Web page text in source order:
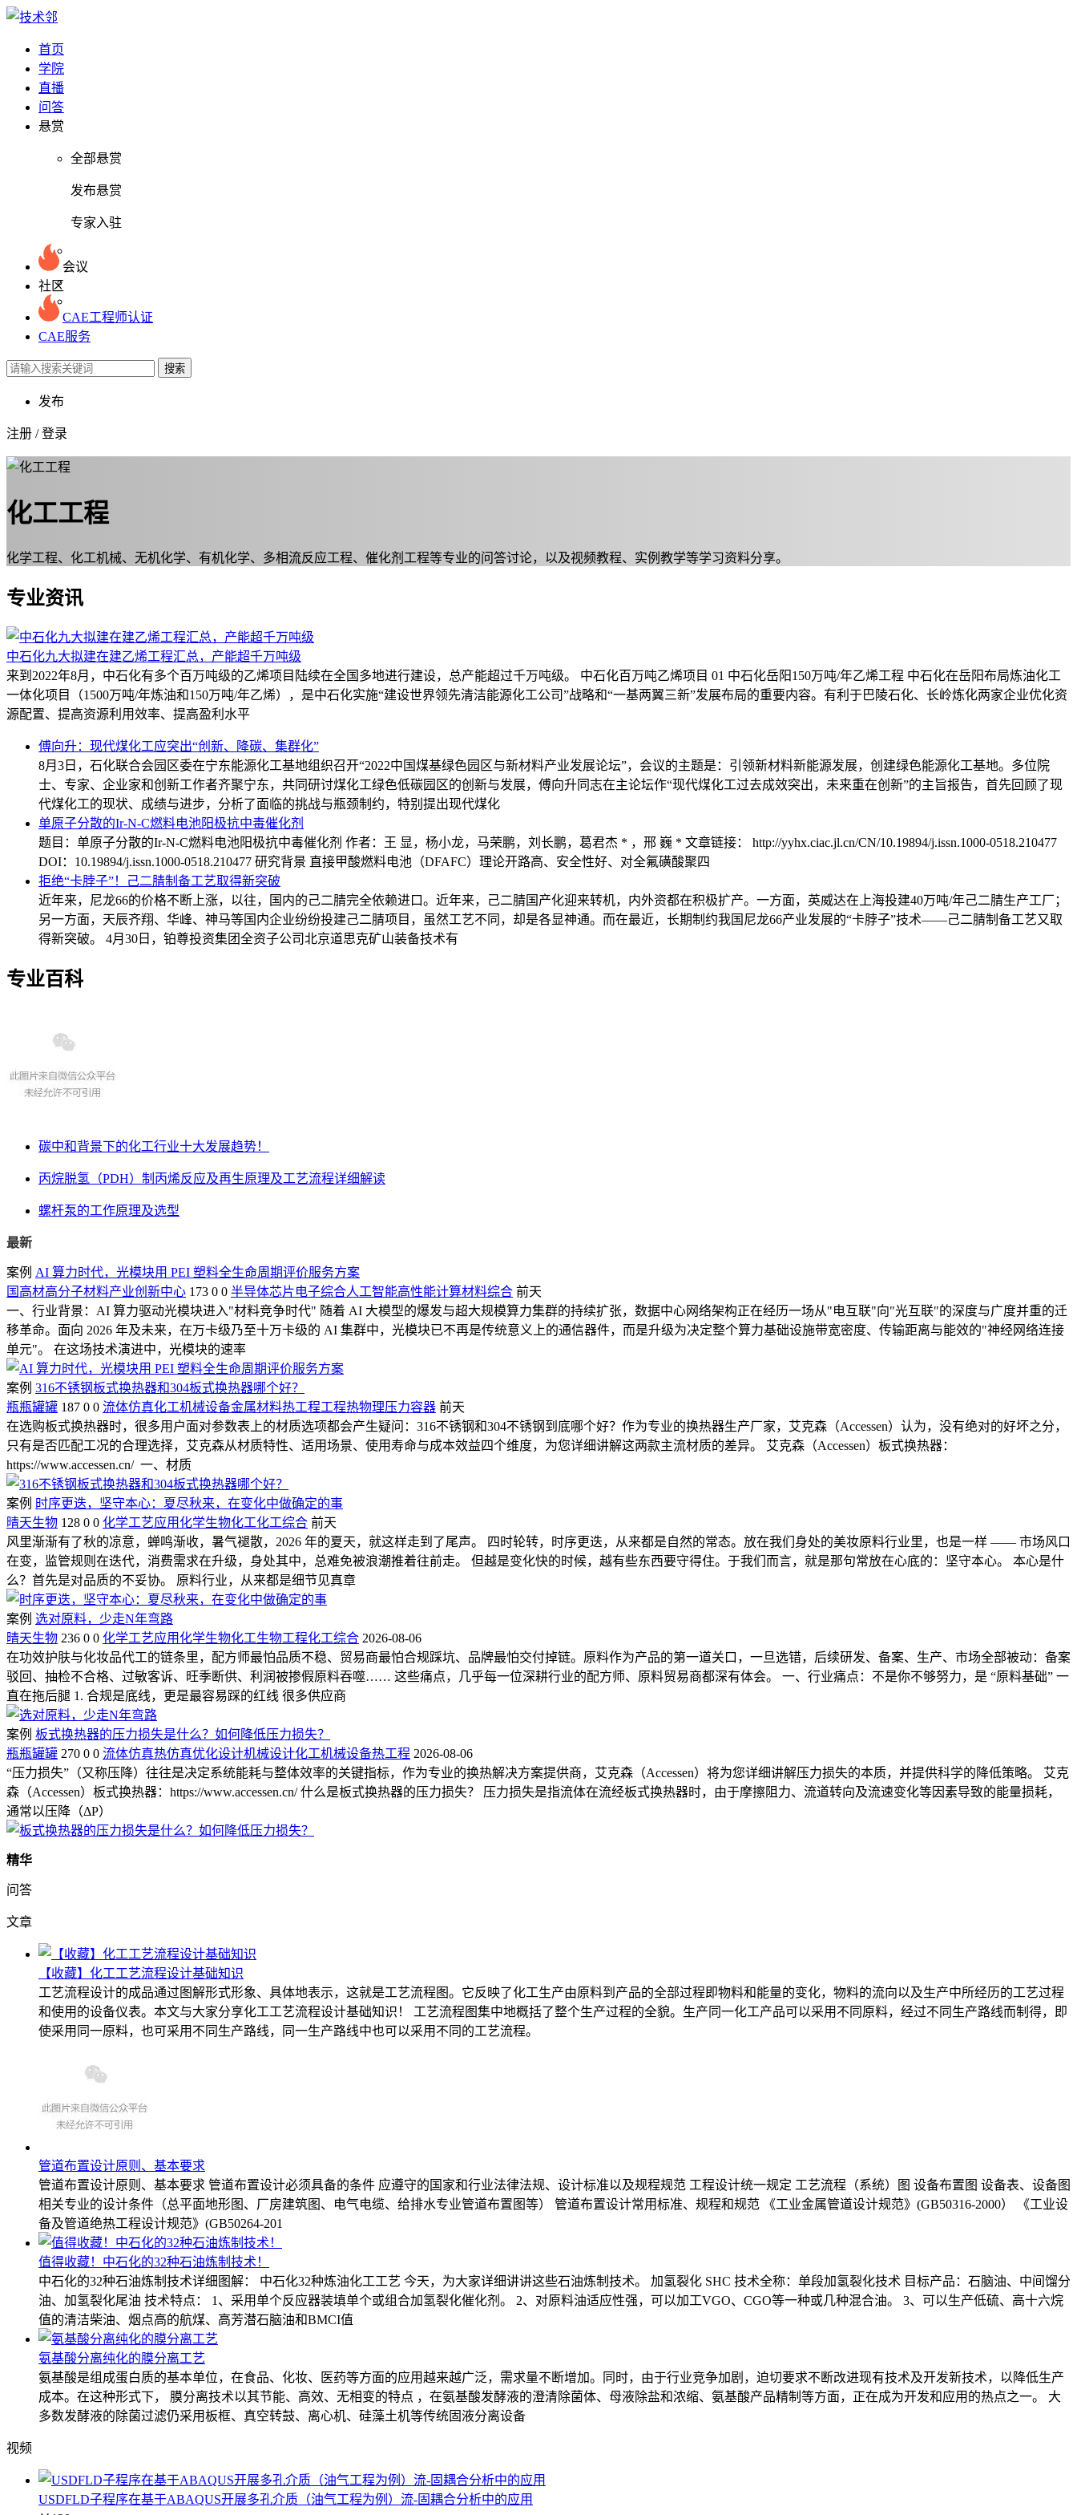
首页
学院
直播
问答
悬赏
全部悬赏
发布悬赏
专家入驻
会议
社区
CAE工程师认证
CAE服务
搜索
发布
注册 /登录
化工工程
化学工程、化工机械、无机化学、有机化学、多相流反应工程、催化剂工程等专业的问答讨论，以及视频教程、实例教学等学习资料分享。
专业资讯
中石化九大拟建在建乙烯工程汇总，产能超千万吨级
来到2022年8月，中石化有多个百万吨级的乙烯项目陆续在全国多地进行建设，总产能超过千万吨级。 中石化百万吨乙烯项目 01 中石化岳阳150万吨/年乙烯工程 中石化在岳阳布局炼油化工
一体化项目（1500万吨/年炼油和150万吨/年乙烯），是中石化实施“建设世界领先清洁能源化工公司”战略和“一基两翼三新”发展布局的重要内容。有利于巴陵石化、长岭炼化两家企业优化资
源配置、提高资源利用效率、提高盈利水平
傅向升：现代煤化工应突出“创新、降碳、集群化”
8月3日，石化联合会园区委在宁东能源化工基地组织召开“2022中国煤基绿色园区与新材料产业发展论坛”，会议的主题是：引领新材料新能源发展，创建绿色能源化工基地。多位院
士、专家、企业家和创新工作者齐聚宁东，共同研讨煤化工绿色低碳园区的创新与发展，傅向升同志在主论坛作“现代煤化工过去成效突出，未来重在创新”的主旨报告，首先回顾了现
代煤化工的现状、成绩与进步，分析了面临的挑战与瓶颈制约，特别提出现代煤化
单原子分散的Ir-N-C燃料电池阳极抗中毒催化剂
题目：单原子分散的Ir-N-C燃料电池阳极抗中毒催化剂 作者：王 显，杨小龙，马荣鹏，刘长鹏，葛君杰 * ，邢 巍 * 文章链接： http://yyhx.ciac.jl.cn/CN/10.19894/j.issn.1000-0518.210477
DOI：10.19894/j.issn.1000-0518.210477 研究背景 直接甲酸燃料电池（DFAFC）理论开路高、安全性好、对全氟磺酸聚四
拒绝“卡脖子”！己二腈制备工艺取得新突破
近年来，尼龙66的价格不断上涨，以往，国内的己二腈完全依赖进口。近年来，己二腈国产化迎来转机，内外资都在积极扩产。一方面，英威达在上海投建40万吨/年己二腈生产工厂；
另一方面，天辰齐翔、华峰、神马等国内企业纷纷投建己二腈项目，虽然工艺不同，却是各显神通。而在最近，长期制约我国尼龙66产业发展的“卡脖子”技术——己二腈制备工艺又取
得新突破。 4月30日，铂尊投资集团全资子公司北京道思克矿山装备技术有
专业百科
碳中和背景下的化工行业十大发展趋势！
丙烷脱氢（PDH）制丙烯反应及再生原理及工艺流程详细解读
螺杆泵的工作原理及选型
最新
案例 AI 算力时代，光模块用 PEI 塑料全生命周期评价服务方案
国高材高分子材料产业创新中心 173 0 0 半导体芯片电子综合人工智能高性能计算材料综合 前天
一、行业背景：AI 算力驱动光模块进入"材料竞争时代" 随着 AI 大模型的爆发与超大规模算力集群的持续扩张，数据中心网络架构正在经历一场从"电互联"向"光互联"的深度与广度并重的迁
移革命。面向 2026 年及未来，在万卡级乃至十万卡级的 AI 集群中，光模块已不再是传统意义上的通信器件，而是升级为决定整个算力基础设施带宽密度、传输距离与能效的"神经网络连接
单元"。 在这场技术演进中，光模块的速率
案例 316不锈钢板式换热器和304板式换热器哪个好？
瓶瓶罐罐 187 0 0 流体仿真化工机械设备金属材料热工程工程热物理压力容器 前天
在选购板式换热器时，很多用户面对参数表上的材质选项都会产生疑问：316不锈钢和304不锈钢到底哪个好？作为专业的换热器生产厂家，艾克森（Accessen）认为，没有绝对的好坏之分，
只有是否匹配工况的合理选择，艾克森从材质特性、适用场景、使用寿命与成本效益四个维度，为您详细讲解这两款主流材质的差异。 艾克森（Accessen）板式换热器：
https://www.accessen.cn/ 一、材质
案例 时序更迭，坚守本心：夏尽秋来，在变化中做确定的事
晴天生物 128 0 0 化学工艺应用化学生物化工化工综合 前天
风里渐渐有了秋的凉意，蝉鸣渐收，暑气褪散，2026 年的夏天，就这样走到了尾声。 四时轮转，时序更迭，从来都是自然的常态。放在我们身处的美妆原料行业里，也是一样 —— 市场风口
在变，监管规则在迭代，消费需求在升级，身处其中，总难免被浪潮推着往前走。 但越是变化快的时候，越有些东西要守得住。于我们而言，就是那句常放在心底的：坚守本心。 本心是什
么？首先是对品质的不妥协。 原料行业，从来都是细节见真章
案例 选对原料，少走N年弯路
晴天生物 236 0 0 化学工艺应用化学生物化工生物工程化工综合 2026-08-06
在功效护肤与化妆品代工的链条里，配方师最怕品质不稳、贸易商最怕合规踩坑、品牌最怕交付掉链。原料作为产品的第一道关口，一旦选错，后续研发、备案、生产、市场全部被动：备案
驳回、抽检不合格、过敏客诉、旺季断供、利润被掺假原料吞噬…… 这些痛点，几乎每一位深耕行业的配方师、原料贸易商都深有体会。 一、行业痛点：不是你不够努力，是 “原料基础” 一
直在拖后腿 1. 合规是底线，更是最容易踩的红线 很多供应商
案例 板式换热器的压力损失是什么？如何降低压力损失？
瓶瓶罐罐 270 0 0 流体仿真热仿真优化设计机械设计化工机械设备热工程 2026-08-06
“压力损失”（又称压降）往往是决定系统能耗与整体效率的关键指标，作为专业的换热解决方案提供商，艾克森（Accessen）将为您详细讲解压力损失的本质，并提供科学的降低策略。 艾克
森（Accessen）板式换热器：https://www.accessen.cn/ 什么是板式换热器的压力损失？ 压力损失是指流体在流经板式换热器时，由于摩擦阻力、流道转向及流速变化等因素导致的能量损耗，
通常以压降（ΔP）
精华
问答
文章
【收藏】化工工艺流程设计基础知识
工艺流程设计的成品通过图解形式形象、具体地表示，这就是工艺流程图。它反映了化工生产由原料到产品的全部过程即物料和能量的变化，物料的流向以及生产中所经历的工艺过程
和使用的设备仪表。本文与大家分享化工工艺流程设计基础知识！ 工艺流程图集中地概括了整个生产过程的全貌。生产同一化工产品可以采用不同原料，经过不同生产路线而制得，即
使采用同一原料，也可采用不同生产路线，同一生产路线中也可以采用不同的工艺流程。
管道布置设计原则、基本要求
管道布置设计原则、基本要求 管道布置设计必须具备的条件 应遵守的国家和行业法律法规、设计标准以及规程规范 工程设计统一规定 工艺流程（系统）图 设备布置图 设备表、设备图
相关专业的设计条件（总平面地形图、厂房建筑图、电气电缆、给排水专业管道布置图等） 管道布置设计常用标准、规程和规范 《工业金属管道设计规范》(GB50316-2000） 《工业设
备及管道绝热工程设计规范》(GB50264-201
值得收藏！中石化的32种石油炼制技术！
中石化的32种石油炼制技术详细图解： 中石化32种炼油化工工艺 今天，为大家详细讲讲这些石油炼制技术。 加氢裂化 SHC 技术全称：单段加氢裂化技术 目标产品：石脑油、中间馏分
油、加氢裂化尾油 技术特点： 1、采用单个反应器装填单个或组合加氢裂化催化剂。 2、对原料油适应性强，可以加工VGO、CGO等一种或几种混合油。 3、可以生产低硫、高十六烷
值的清洁柴油、烟点高的航煤、高芳潜石脑油和BMCI值
氨基酸分离纯化的膜分离工艺
氨基酸是组成蛋白质的基本单位，在食品、化妆、医药等方面的应用越来越广泛，需求量不断增加。同时，由于行业竞争加剧，迫切要求不断改进现有技术及开发新技术，以降低生产
成本。在这种形式下， 膜分离技术以其节能、高效、无相变的特点 ，在氨基酸发酵液的澄清除菌体、母液除盐和浓缩、氨基酸产品精制等方面，正在成为开发和应用的热点之一。 大
多数发酵液的除菌过滤仍采用板框、真空转鼓、离心机、硅藻土机等传统固液分离设备
视频
USDFLD子程序在基于ABAQUS开展多孔介质（油气工程为例）流-固耦合分析中的应用